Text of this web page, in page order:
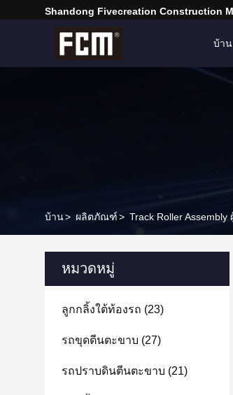
Shandong Fivecreation Construction
บ้าน
บ้าน> ผลิตภัณฑ์> Track Roller
หมวดหมู่
ลูกกลิ้งใต้ท้องรถ (23)
รถขุดตีนตะขาบ (27)
รถปราบดินตีนตะขาบ (21)